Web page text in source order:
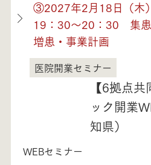
③2027年2月18日（木）
19：30～20：30 集患
増患・事業計画
愛知県
医院開業セミナー
【6拠点
ック開業
知県）
WEBセミナー